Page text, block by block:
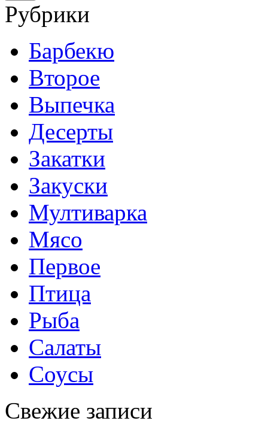
Рубрики
Барбекю
Второе
Выпечка
Десерты
Закатки
Закуски
Мултиварка
Мясо
Первое
Птица
Рыба
Салаты
Соусы
Свежие записи